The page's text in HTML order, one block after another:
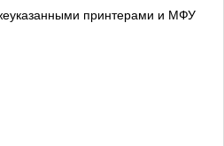
принтерами и МФУ